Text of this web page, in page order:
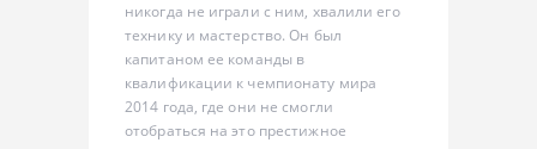
никогда не играли с ним, хвалили его
технику и мастерство. Он был
капитаном ее команды в
квалификации к чемпионату мира
2014 года, где они не смогли
отобраться на это престижное